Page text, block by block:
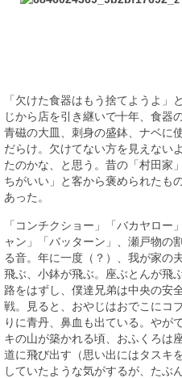
「欠けた食器はもう捨てようよ
じから店を引き継いで十年、食器
青磁の大皿、刺身の盛鉢、ナベに
だらけ。欠けてない方を見えない
たのかな、と思う。昔の「村田家
ちがいい」と客から褒められたも
あった。
「コンチクショー」「バカヤロー
ャン」「バッターン」、瀬戸物の
る音。年に一度（？）、我が家の
飛ぶ、小鉢が飛ぶ。座ぶとんが飛
路をはずし、僕達兄弟は中央の安
戦。見ると、おやじはおでこにコ
りに青丹、鼻血も出ている。やが
キの山が築かれる頃、おふくろは
道に飛び出す（思い出にはタスキ
していたような気がするが、たぶ